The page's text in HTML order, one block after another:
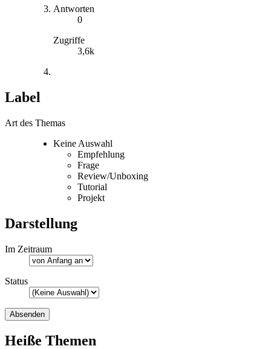
Antworten
0
Zugriffe
3,6k
Label
Art des Themas
Keine Auswahl
Empfehlung
Frage
Review/Unboxing
Tutorial
Projekt
Darstellung
Im Zeitraum
Status
Heiße Themen